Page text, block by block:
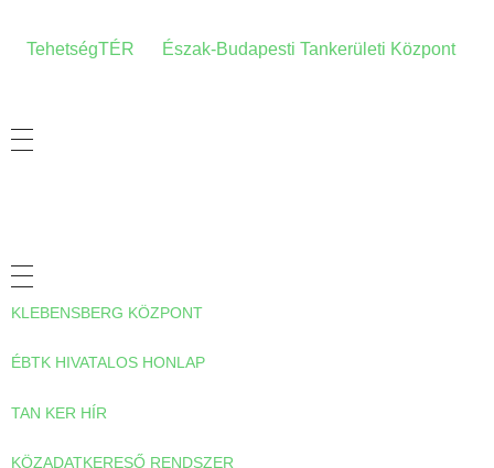
TehetségTÉR
Észak-Budapesti Tankerületi Központ
KLEBENSBERG KÖZPONT
ÉBTK HIVATALOS HONLAP
TAN KER HÍR
KÖZADATKERESŐ RENDSZER